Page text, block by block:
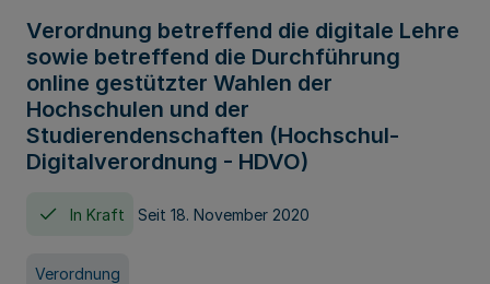
Verordnung betreffend die digitale Lehre
sowie betreffend die Durchführung
online gestützter Wahlen der
Hochschulen und der
Studierendenschaften (Hochschul-
Digitalverordnung - HDVO)
In Kraft Seit 18. November 2020
Verordnung